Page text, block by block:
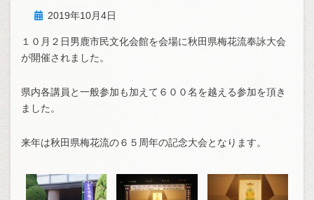
投
日:
2019年10月4日
１０月２日男鹿市民文化会館を会場に秋田県梅花流奉詠大会
が開催されました。
県内各講員と一般参加も加えて６００名を越える参加を頂き
ました。
来年は秋田県梅花流の６５周年の記念大会となります。